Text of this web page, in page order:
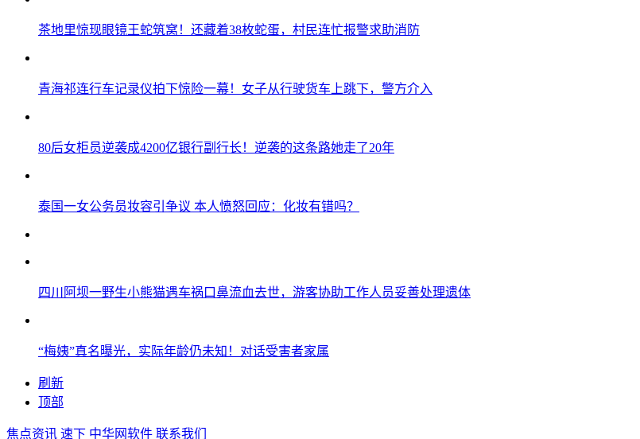
茶地里惊现眼镜王蛇筑窝！还藏着38枚蛇蛋，村民连忙报警求助消防
青海祁连行车记录仪拍下惊险一幕！女子从行驶货车上跳下，警方介入
80后女柜员逆袭成4200亿银行副行长！逆袭的这条路她走了20年
泰国一女公务员妆容引争议 本人愤怒回应：化妆有错吗？
四川阿坝一野生小熊猫遇车祸口鼻流血去世，游客协助工作人员妥善处理遗体
“梅姨”真名曝光，实际年龄仍未知！对话受害者家属
刷新
顶部
焦点资讯 速下 中华网软件 联系我们